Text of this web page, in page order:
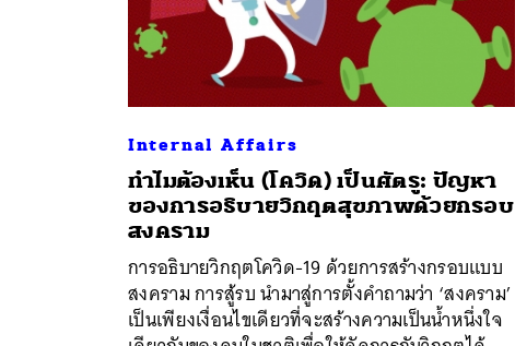
Internal Affairs
ทำไมต้องเห็น (โควิด) เป็นศัตรู: ปัญหา
ของการอธิบายวิกฤตสุขภาพด้วยกรอบ
สงคราม
การอธิบายวิกฤตโควิด-19 ด้วยการสร้างกรอบแบบ
สงคราม การสู้รบ นำมาสู่การตั้งคำถามว่า ‘สงคราม’
เป็นเพียงเงื่อนไขเดียวที่จะสร้างความเป็นน้ำหนึ่งใจ